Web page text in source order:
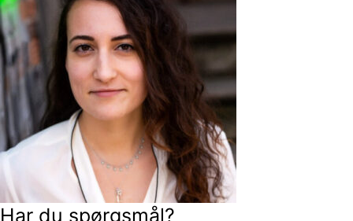
Har du spørgsmål?